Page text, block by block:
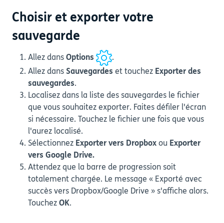
Choisir et exporter votre
sauvegarde
Allez dans Options
.
Allez dans Sauvegardes et touchez Exporter des
sauvegardes.
Localisez dans la liste des sauvegardes le fichier
que vous souhaitez exporter. Faites défiler l'écran
si nécessaire. Touchez le fichier une fois que vous
l'aurez localisé.
Sélectionnez Exporter vers Dropbox ou Exporter
vers Google Drive.
Attendez que la barre de progression soit
totalement chargée. Le message « Exporté avec
succès vers Dropbox/Google Drive » s'affiche alors.
Touchez OK.